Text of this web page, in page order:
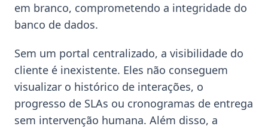
em branco, comprometendo a integridade do
banco de dados.
Sem um portal centralizado, a visibilidade do
cliente é inexistente. Eles não conseguem
visualizar o histórico de interações, o
progresso de SLAs ou cronogramas de entrega
sem intervenção humana. Além disso, a